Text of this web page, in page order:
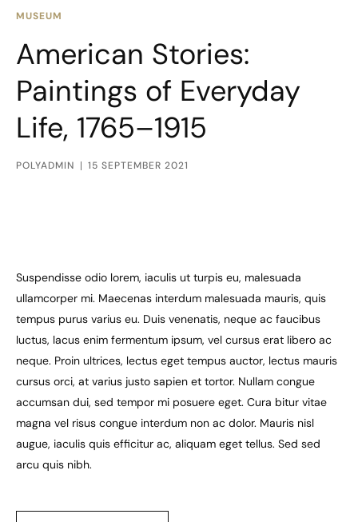
MUSEUM
American Stories:
Paintings of Everyday
Life, 1765–1915
POLYADMIN 15 SEPTEMBER 2021
Suspendisse odio lorem, iaculis ut turpis eu, malesuada
ullamcorper mi. Maecenas interdum malesuada mauris, quis
tempus purus varius eu. Duis venenatis, neque ac faucibus
luctus, lacus enim fermentum ipsum, vel cursus erat libero ac
neque. Proin ultrices, lectus eget tempus auctor, lectus mauris
cursus orci, at varius justo sapien et tortor. Nullam congue
accumsan dui, sed tempor mi posuere eget. Cura bitur vitae
magna vel risus congue interdum non ac dolor. Mauris nisl
augue, iaculis quis efficitur ac, aliquam eget tellus. Sed sed
arcu quis nibh.